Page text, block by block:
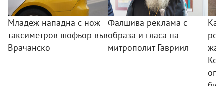
Младеж нападна с нож
таксиметров шофьор във
Врачанско
Фалшива реклама с
образа и гласа на
митрополит Гавриил